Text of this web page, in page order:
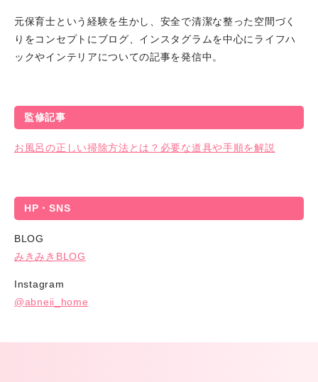
元保育士という経験を生かし、安全で清潔な整った空間づく
りをコンセプトにブログ、インスタグラムを中心にライフハ
ックやインテリアについての記事を発信中。
監修記事
お風呂の正しい掃除方法とは？必要な道具や手順を解説
HP・SNS
BLOG
みきみきBLOG
Instagram
@abneii_home